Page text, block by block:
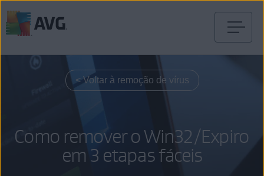
para
< Voltar à remoção de vírus
Como remover o Win32/Expiro
em 3 etapas fáceis